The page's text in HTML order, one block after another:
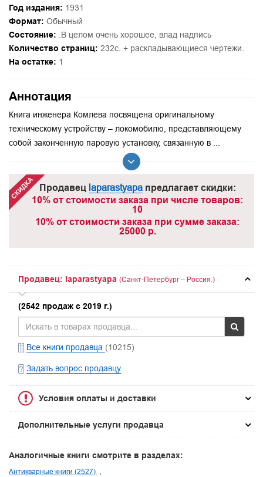
Год издания: 1931
Формат: Обычный
Состояние: .В целом очень хорошее, влад надпись
Количество страниц: 232с. + раскладывающиеся чертежи.
На остатке: 1
Аннотация
Книга инженера Комлева посвящена оригинальному
техническому устройству – локомобилю, представляющему
собой законченную паровую установку, связанную в ...
Продавец laparastyapaпредлагает скидки:
10% от стоимости заказа при числе товаров:
10
10% от стоимости заказа при сумме заказа:
25000 р.
Продавец: laparastyapa (Санкт-Петербург – Россия.)
(2542 продаж с 2019 г.)
Все книги продавца (10215)
Задать вопрос продавцу
Условия оплаты и доставки
Дополнительные услуги продавца
Аналогичные книги смотрите в разделах:
Антикварные книги (2527)